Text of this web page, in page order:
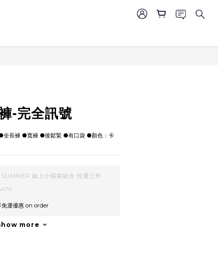
-完全訊號
長褲 ●寬褲 ●後鬆緊 ●有口袋 ●顏色：卡
SUMMER 線上小褔袋組合 任選三件
免運優惠 on order
more